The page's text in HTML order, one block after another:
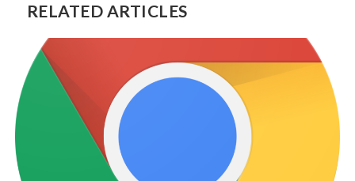
RELATED ARTICLES